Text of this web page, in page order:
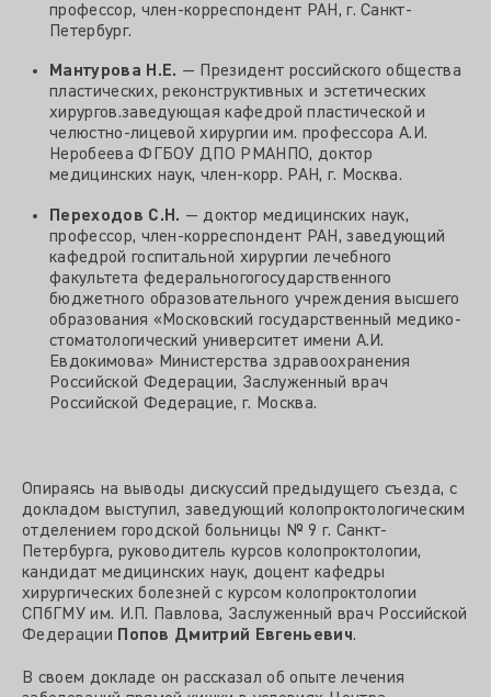
профессор, член-корреспондент РАН, г. Санкт-
Петербург.
Мантурова Н.Е. — Президент российского общества
пластических, реконструктивных и эстетических
хирургов.заведующая кафедрой пластической и
челюстно-лицевой хирургии им. профессора А.И.
Неробеева ФГБОУ ДПО РМАНПО, доктор
медицинских наук, член-корр. РАН, г. Москва.
Переходов С.Н. — доктор медицинских наук,
профессор, член-корреспондент РАН, заведующий
кафедрой госпитальной хирургии лечебного
факультета федеральногогосударственного
бюджетного образовательного учреждения высшего
образования «Московский государственный медико-
стоматологический университет имени А.И.
Евдокимова» Министерства здравоохранения
Российской Федерации, Заслуженный врач
Российской Федерацие, г. Москва.
Опираясь на выводы дискуссий предыдущего съезда, с
докладом выступил, заведующий колопроктологическим
отделением городской больницы № 9 г. Санкт-
Петербурга, руководитель курсов колопроктологии,
кандидат медицинских наук, доцент кафедры
хирургических болезней с курсом колопроктологии
СПбГМУ им. И.П. Павлова, Заслуженный врач Российской
Федерации Попов Дмитрий Евгеньевич.
В своем докладе он рассказал об опыте лечения